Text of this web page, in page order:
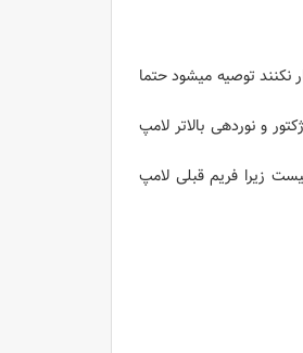
نکنند توصیه میشود حتما
تصویر پروژکتور و نوردهی بالاتر لامپ
زیرا فریم قبلی لامپ